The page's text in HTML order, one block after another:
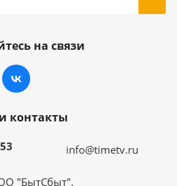
на связи
контакты
info@timetv.ru
"БытСбыт".